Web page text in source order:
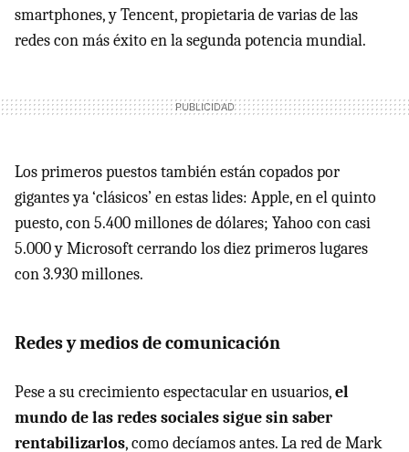
smartphones, y Tencent, propietaria de varias de las
redes con más éxito en la segunda potencia mundial.
Los primeros puestos también están copados por
gigantes ya ‘clásicos’ en estas lides: Apple, en el quinto
puesto, con 5.400 millones de dólares; Yahoo con casi
5.000 y Microsoft cerrando los diez primeros lugares
con 3.930 millones.
Redes y medios de comunicación
Pese a su crecimiento espectacular en usuarios,el
mundo de las redes sociales sigue sin saber
rentabilizarlos, como decíamos antes. La red de Mark